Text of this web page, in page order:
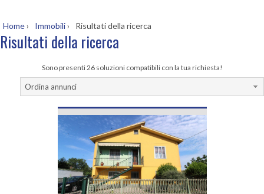
Home› Immobili› Risultati della ricerca
Risultati della ricerca
Sono presenti 26 soluzioni compatibili con la tua richiesta!
Ordina annunci